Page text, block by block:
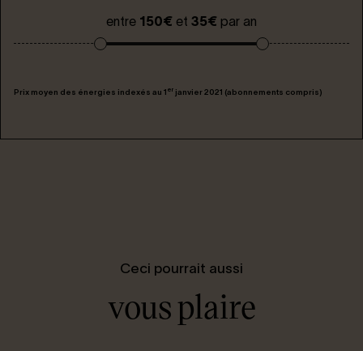
entre 150€ et 35€ par an
Prix moyen des énergies indexés au 1 er janvier 2021 (abonnements compris)
Ceci pourrait aussi
vous plaire